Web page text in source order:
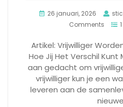
26 januari, 2026
Comments
Artikel: Vrijwilliger
Hoe Jij Het Verschil Kunt
aan gedacht om
vrijwilliger kun je een
leveren aan de